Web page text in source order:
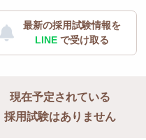
最新の採用試験情報を
LINE で受け取る
現在予定されている
採用試験はありません